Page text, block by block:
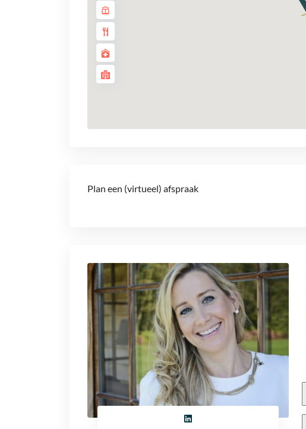
Plan een (virtueel) afspraak